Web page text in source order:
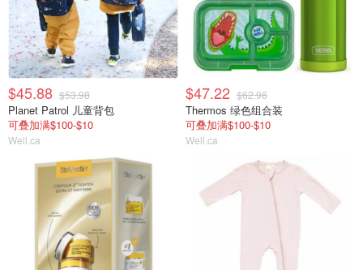
$45.88 $53.98
Planet Patrol 儿童背包
可叠加满$100-$10
Well.ca
$47.22 $62.96
Thermos 绿色组合装
可叠加满$100-$10
Well.ca